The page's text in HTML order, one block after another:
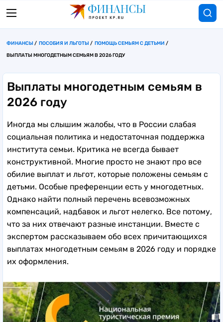
ФИНАНСЫ ПОСОБИЯ И ЛЬГОТЫ
ПОМОЩЬ СЕМЬЯМ С ДЕТЬМИ
ВЫПЛАТЫ МНОГОДЕТНЫМ СЕМЬЯМ В 2026 ГОДУ
Выплаты многодетным семьям в
2026 году
Иногда мы слышим жалобы, что в России слабая
социальная политика и недостаточная поддержка
института семьи. Критика не всегда бывает
конструктивной. Многие просто не знают про все
обилие выплат и льгот, которые положены семьям с
детьми. Особые преференции есть у многодетных.
Однако найти полный перечень всевозможных
компенсаций, надбавок и льгот нелегко. Все потому,
что за них отвечают разные инстанции. Вместе с
экспертом рассказываем обо всех причитающихся
выплатах многодетным семьям в 2026 году и порядке
их оформления.